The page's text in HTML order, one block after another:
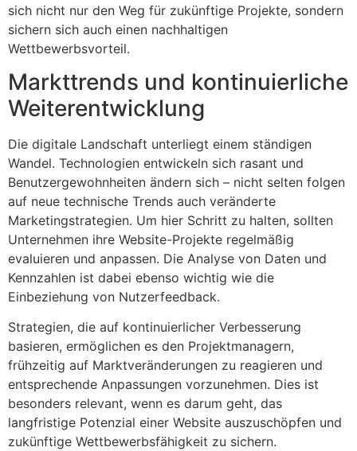
sich nicht nur den Weg für zukünftige Projekte, sondern
sichern sich auch einen nachhaltigen
Wettbewerbsvorteil.
Markttrends und kontinuierliche
Weiterentwicklung
Die digitale Landschaft unterliegt einem ständigen
Wandel. Technologien entwickeln sich rasant und
Benutzergewohnheiten ändern sich – nicht selten folgen
auf neue technische Trends auch veränderte
Marketingstrategien. Um hier Schritt zu halten, sollten
Unternehmen ihre Website-Projekte regelmäßig
evaluieren und anpassen. Die Analyse von Daten und
Kennzahlen ist dabei ebenso wichtig wie die
Einbeziehung von Nutzerfeedback.
Strategien, die auf kontinuierlicher Verbesserung
basieren, ermöglichen es den Projektmanagern,
frühzeitig auf Marktveränderungen zu reagieren und
entsprechende Anpassungen vorzunehmen. Dies ist
besonders relevant, wenn es darum geht, das
langfristige Potenzial einer Website auszuschöpfen und
zukünftige Wettbewerbsfähigkeit zu sichern.